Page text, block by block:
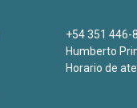
+54 351 446-
Humberto
Horario de